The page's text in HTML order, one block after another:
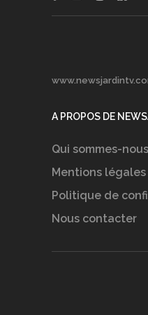
A PROPOS DE
Qui sommes-
Mentions légales
Politique de
Nous contacter